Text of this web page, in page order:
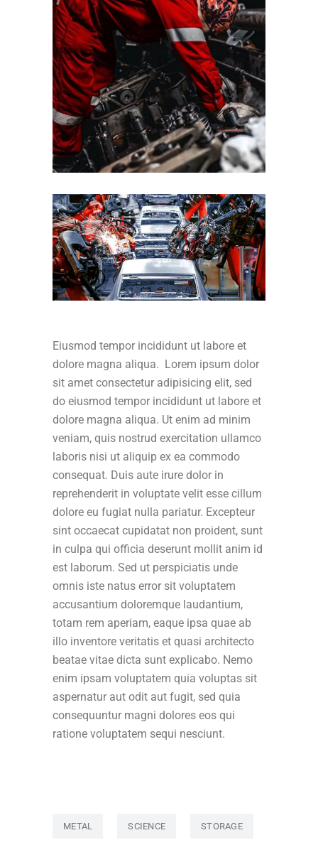
Eiusmod tempor incididunt ut labore et
dolore magna aliqua. Lorem ipsum dolor
sit amet consectetur adipisicing elit, sed
do eiusmod tempor incididunt ut labore et
dolore magna aliqua. Ut enim ad minim
veniam, quis nostrud exercitation ullamco
laboris nisi ut aliquip ex ea commodo
consequat. Duis aute irure dolor in
reprehenderit in voluptate velit esse cillum
dolore eu fugiat nulla pariatur. Excepteur
sint occaecat cupidatat non proident, sunt
in culpa qui officia deserunt mollit anim id
est laborum. Sed ut perspiciatis unde
omnis iste natus error sit voluptatem
accusantium doloremque laudantium,
totam rem aperiam, eaque ipsa quae ab
illo inventore veritatis et quasi architecto
beatae vitae dicta sunt explicabo. Nemo
enim ipsam voluptatem quia voluptas sit
aspernatur aut odit aut fugit, sed quia
consequuntur magni dolores eos qui
ratione voluptatem sequi nesciunt.
METAL SCIENCE STORAGE